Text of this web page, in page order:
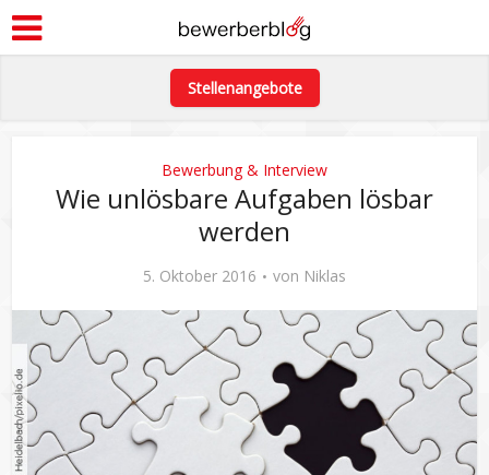
Stellenangebote
Bewerbung & Interview
Wie unlösbare Aufgaben lösbar
werden
5. Oktober 2016 von Niklas